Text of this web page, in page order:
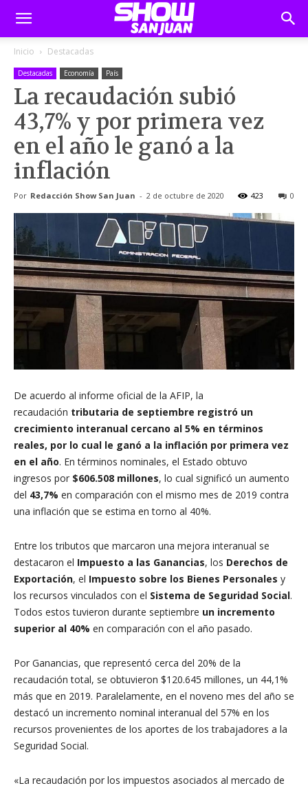
Inicio Destacadas
Destacadas Economía País
La recaudación subió
43,7% y por primera vez
en el año le ganó a la
inflación
Por Redacción Show San Juan - 2 de octubre de 2020 0
423
De acuerdo al informe oficial de la AFIP, la
recaudación tributaria de septiembre registró un
crecimiento interanual cercano al 5% en términos
reales, por lo cual le ganó a la inflación por primera vez
en el año. En términos nominales, el Estado obtuvo
ingresos por $606.508 millones, lo cual significó un aumento
del 43,7% en comparación con el mismo mes de 2019 contra
una inflación que se estima en torno al 40%.
Entre los tributos que marcaron una mejora interanual se
destacaron el Impuesto a las Ganancias, los Derechos de
Exportación, el Impuesto sobre los Bienes Personales y
los recursos vinculados con el Sistema de Seguridad Social.
Todos estos tuvieron durante septiembre un incremento
superior al 40% en comparación con el año pasado.
Por Ganancias, que representó cerca del 20% de la
recaudación total, se obtuvieron $120.645 millones, un 44,1%
más que en 2019. Paralelamente, en el noveno mes del año se
destacó un incremento nominal interanual del 57% en los
recursos provenientes de los aportes de los trabajadores a la
Seguridad Social.
«La recaudación por los impuestos asociados al mercado de